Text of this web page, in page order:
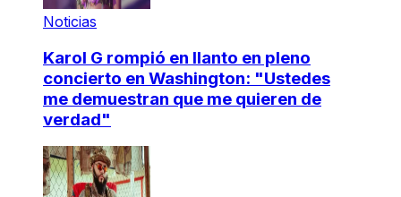
Noticias
Karol G rompió en llanto en pleno
concierto en Washington: "Ustedes
me demuestran que me quieren de
verdad"